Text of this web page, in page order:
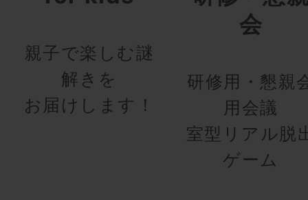
親子で楽しむ謎
解きを
お届けします！
会
研修用・懇親
用会議
室型リアル脱
ゲーム